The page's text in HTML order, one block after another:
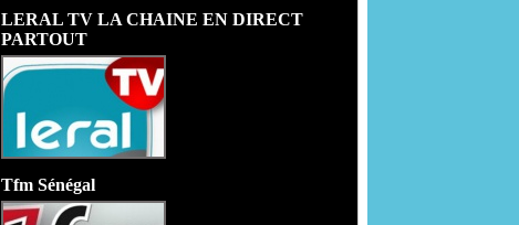
LERAL TV LA CHAINE EN DIRECT
PARTOUT
Tfm Sénégal